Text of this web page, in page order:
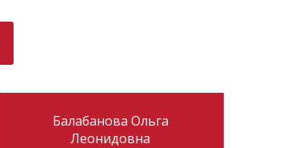
Балабанова Ольга
Леонидовна